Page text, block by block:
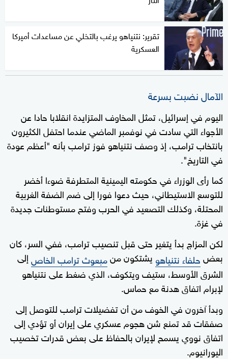
تقرير: نتنياهو يرغب بالتخلي عن مساعدات أميركا
العسكرية
الآمال نضبت بسرعة
اليوم في إسرائيل، تمثل المخاوف المتزايدة انقلابا حادا عن
الأجواء التي سادت في نوفمبر الماضي عندما احتفل الكثيرون
بانتخاب ترامب، إذ وصف نتنياهو فوز ترامب بأنه "أعظم عودة
في التاريخ".
كما رأى الوزراء في حكومته اليمينية المتطرفة ضوءا أخضر
للتوسع الاستيطاني، حيث دعوا فورا إلى ضم الضفة الغربية
المحتلة، وكذلك التصعيد في الحرب وفتح مستوطنات جديدة
في غزة.
لكن المزاج بدأ يتغير حتى قبل تنصيب ترامب، ففي السر، كان
بعضحلفاء نتنياهو يشتكون منمبعوث ترامب الخاصإلى
الشرق الأوسط، ستيف ويتكوف، الذي ضغط على نتنياهو
لإبرام اتفاق هدنة مع حماس.
وبدأ آخرون في الخوف من أن تفضيلات ترامب للتوصل إلى
صفقات قد تمنع شن هجوم عسكري على إيران أو تؤدي إلى
اتفاق نووي يسمح لإيران بالحفاظ على بعض قدرات تخصيب
اليورانيوم.